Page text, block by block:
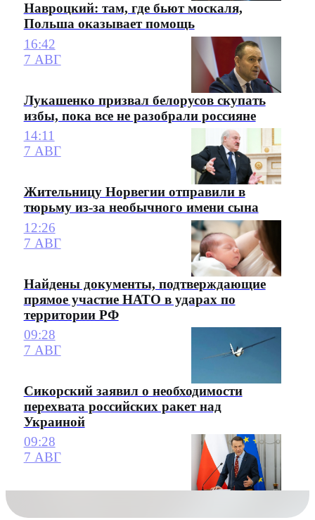
Навроцкий: там, где бьют москаля,
Польша оказывает помощь
16:42
7 АВГ
Лукашенко призвал белорусов скупать
избы, пока все не разобрали россияне
14:11
7 АВГ
Жительницу Норвегии отправили в
тюрьму из-за необычного имени сына
12:26
7 АВГ
Найдены документы, подтверждающие
прямое участие НАТО в ударах по
территории РФ
09:28
7 АВГ
Сикорский заявил о необходимости
перехвата российских ракет над
Украиной
09:28
7 АВГ